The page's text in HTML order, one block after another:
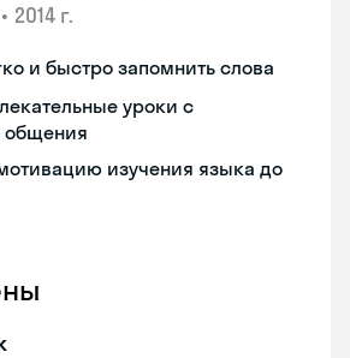
• 2014 г.
и быстро запомнить слова
уроки с
общения
изучения языка до